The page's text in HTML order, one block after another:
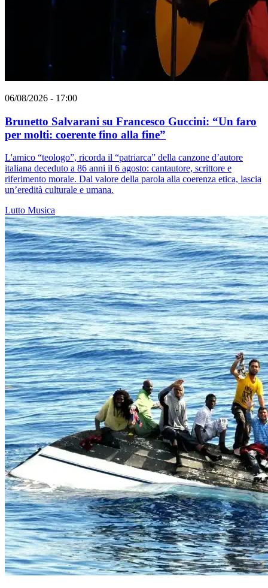
06/08/2026 - 17:00
Brunetto Salvarani su Francesco Guccini: “Un faro
per molti: coerente fino alla fine”
L'amico “teologo”, ricorda il “patriarca” della canzone d’autore
italiana deceduto a 86 anni il 6 agosto: cantautore, scrittore e
riferimento morale. Dal valore della parola alla coerenza etica, lascia
un’eredità culturale e umana.
Lutto Musica